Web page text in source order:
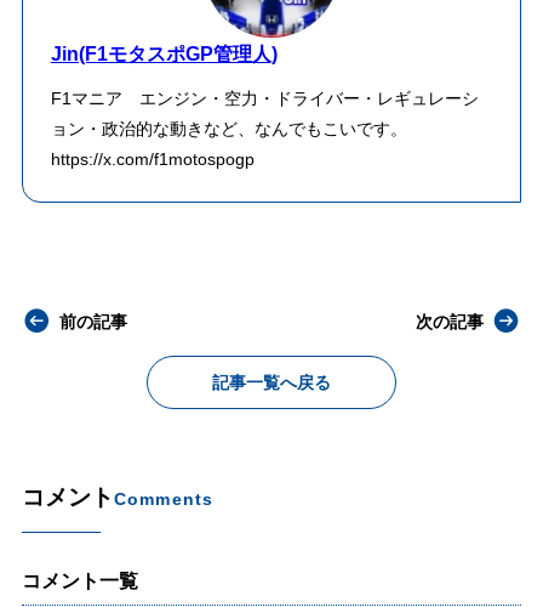
Jin(F1モタスポGP管理人)
F1マニア エンジン・空力・ドライバー・レギュレーシ
ョン・政治的な動きなど、なんでもこいです。
https://x.com/f1motospogp
前の記事
記事一覧へ戻る
次の記事
コメントComments
コメント一覧